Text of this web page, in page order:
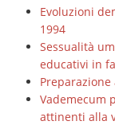
Evoluzioni
1994
Sessualità
educativi in
Vademecum
attinenti alla